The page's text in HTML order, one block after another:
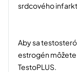
srdcového
Aby sa
estrogén môžete
TestoPLUS.